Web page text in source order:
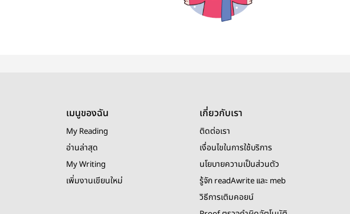
เมนูของฉัน
My Reading
อ่านล่าสุด
My Writing
เพิ่มงานเขียนใหม่
เกี่ยวกับเรา
ติดต่อเรา
เงื่อนไขในการใช้บริการ
นโยบายความเป็นส่วนตัว
รู้จัก readAwrite และ meb
วิธีการเติมคอยน์